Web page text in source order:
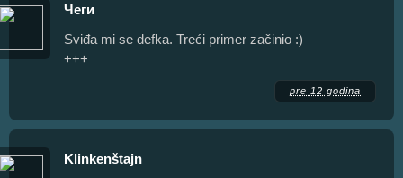
Чеги
Sviđa mi se defka. Treći primer začinio :)
+++
pre 12 godina
Klinkenštajn